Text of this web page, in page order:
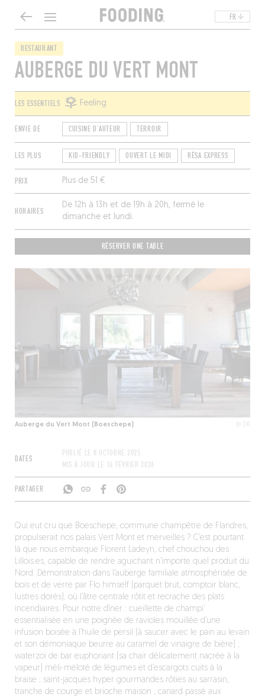
FR
RESTAURANT
AUBERGE DU VERT MONT
LES ESSENTIELS Feeling
ENVIE DE CUISINE D'AUTEUR TERROIR
LES PLUS KID-FRIENDLY OUVERT LE MIDI RÉSA EXPRESS
PRIX Plus de 51 €
HORAIRES
De 12h à 13h et de 19h à 20h, fermé le
dimanche et lundi.
RÉSERVER UNE TABLE
Auberge du Vert Mont (Boeschepe)
DATES
PUBLIÉ LE 8 OCTOBRE 2025
MIS À JOUR LE
16 FÉVRIER 2026
PARTAGER
Qui eut cru que Boeschepe, commune champêtre de Flandres,
propulserait nos palais Vert Mont et merveilles ? C’est pourtant
là que nous embarque Florent Ladeyn, chef chouchou des
Lillois·es, capable de rendre aguichant n’importe quel produit du
Nord. Démonstration dans l’auberge familiale atmosphérisée de
bois et de verre par Flo himself (parquet brut, comptoir blanc,
lustres dorés), où l’âtre centrale rôtit et recrache des plats
incendiaires. Pour notre dîner : cueillette de champi’
essentialisée en une poignée de ravioles mouillée d’une
infusion boisée à l’huile de persil (à saucer avec le pain au levain
et son démoniaque beurre au caramel de vinaigre de bière) ;
waterzoï de bar euphoriant (sa chair délicatement nacrée à la
vapeur) méli-méloté de légumes et d’escargots cuits à la
braise ; saint-jacques hyper gourmandes rôties au sarrasin,
tranche de courge et brioche maison ; canard passé aux